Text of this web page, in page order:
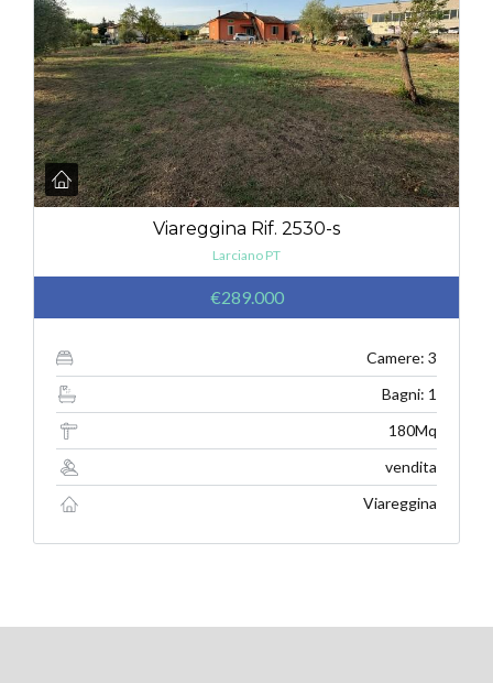
Viareggina Rif. 2530-s
Larciano PT
€289.000
Camere: 3
Bagni: 1
180Mq
vendita
Viareggina